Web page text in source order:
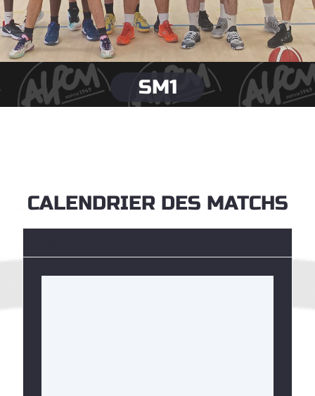
SM1
CALENDRIER DES MATCHS